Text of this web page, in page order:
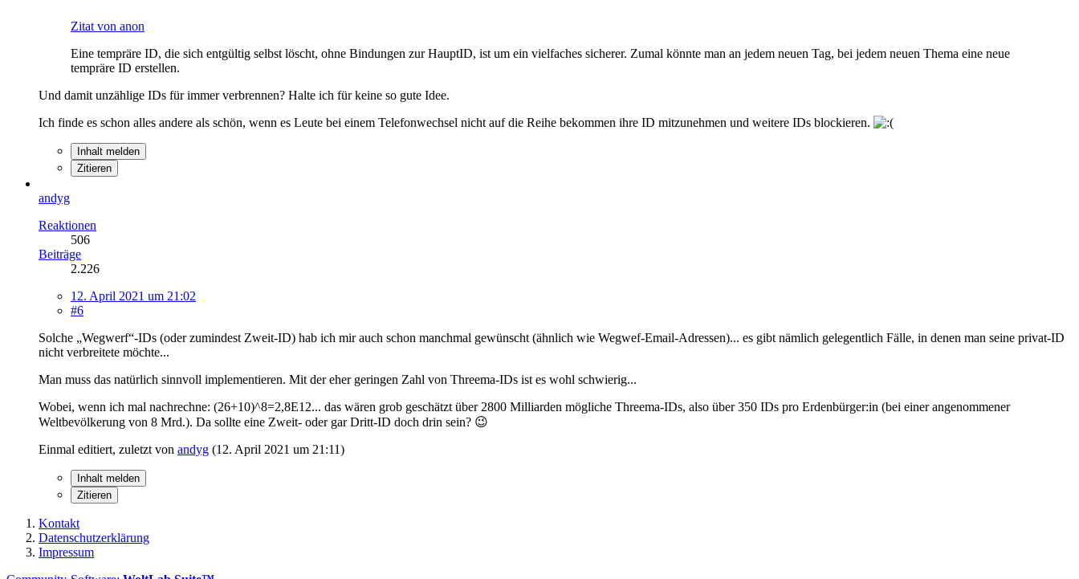
Zitat von anon
Eine tempräre ID, die sich entgültig selbst löscht, ohne Bindungen zur HauptID, ist um ein vielfaches sicherer. Zumal könnte man an jedem neuen Tag, bei jedem neuen Thema eine neue
tempräre ID erstellen.
Und damit unzählige IDs für immer verbrennen? Halte ich für keine so gute Idee.
Ich finde es schon alles andere als schön, wenn es Leute bei einem Telefonwechsel nicht auf die Reihe bekommen ihre ID mitzunehmen und weitere IDs blockieren.
Inhalt melden
Zitieren
andyg
Reaktionen
506
Beiträge
2.226
12. April 2021 um 21:02
#6
Solche „Wegwerf“-IDs (oder zumindest Zweit-ID) hab ich mir auch schon manchmal gewünscht (ähnlich wie Wegwef-Email-Adressen)... es gibt nämlich gelegentlich Fälle, in denen man seine privat-ID
nicht verbreitete möchte...
Man muss das natürlich sinnvoll implementieren. Mit der eher geringen Zahl von Threema-IDs ist es wohl schwierig...
Wobei, wenn ich mal nachrechne: (26+10)^8=2,8E12... das wären grob geschätzt über 2800 Milliarden mögliche Threema-IDs, also über 350 IDs pro Erdenbürger:in (bei einer angenommener
Weltbevölkerung von 8 Mrd.). Da sollte eine Zweit- oder gar Dritt-ID doch drin sein? 😉
Einmal editiert, zuletzt von andyg (12. April 2021 um 21:11)
Inhalt melden
Zitieren
Kontakt
Datenschutzerklärung
Impressum